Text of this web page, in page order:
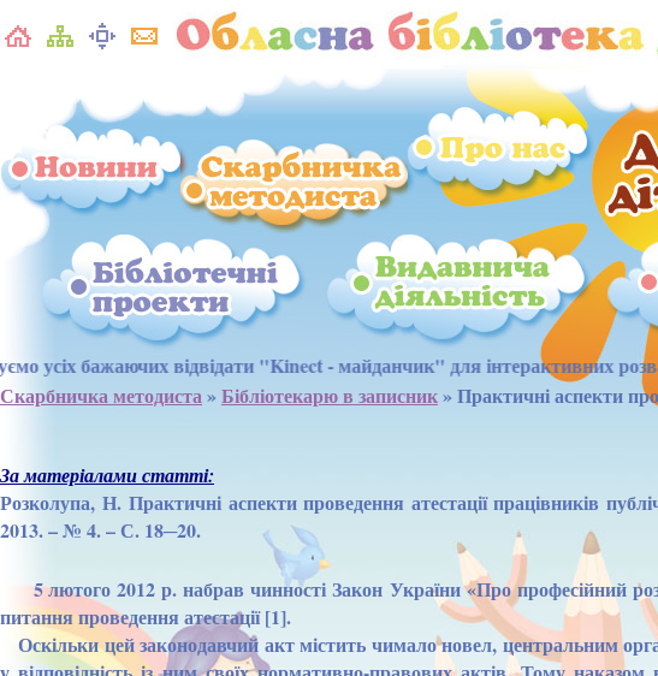
відвідати "Kinect - майданчик" для інтерактивних розваг. Чекаємо Вас:
Скарбничка методиста» Бібліотекарю в записник» Практичні аспекти
За матеріалами статті:
Розколупа, Н. Практичні аспекти проведення атестації працівників
2013. – № 4. – С. 18─20.
5 лютого 2012 р. набрав чинності Закон України «Про професійний
питання проведення атестації [1].
Оскільки цей законодавчий акт містить чимало новел, центральним